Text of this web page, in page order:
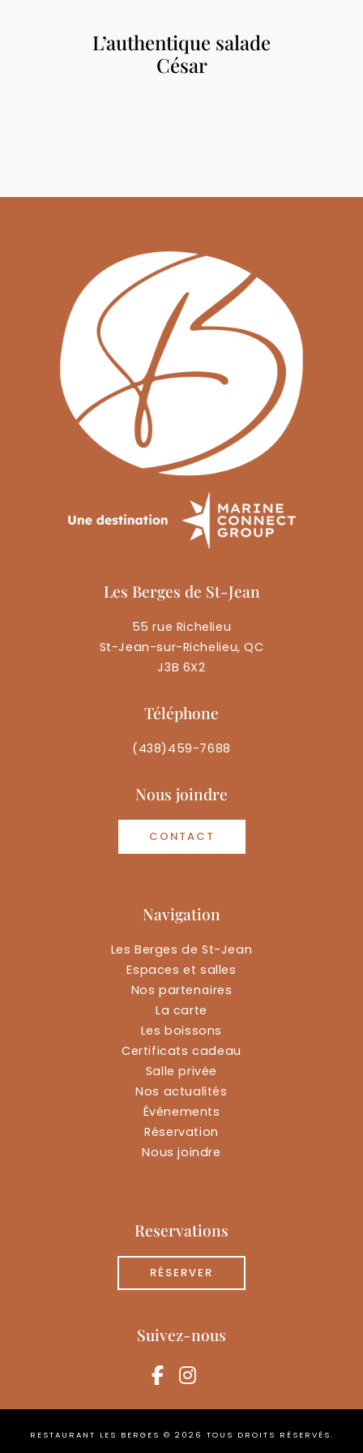
L’authentique salade
César
Les Berges de St-Jean
55 rue Richelieu
St-Jean-sur-Richelieu, QC
J3B 6X2
Téléphone
(438)459-7688
Nous joindre
CONTACT
Navigation
Les Berges de St-Jean
Espaces et salles
Nos partenaires
La carte
Les boissons
Certificats cadeau
Salle privée
Nos actualités
Événements
Réservation
Nous joindre
Reservations
RÉSERVER
Suivez-nous
facebook-f
instagram
RESTAURANT LES BERGES © 2026 TOUS DROITS RÉSERVÉS.